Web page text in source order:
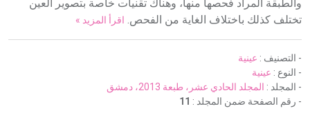
والطبقة المراد فحصها منها، وهناك تقنيات خاصة بتصوير العين
تختلف كذلك باختلاف الغاية من الفحص. اقرأ المزيد »
- التصنيف : عينية
- النوع : عينية
- المجلد : المجلد الحادي عشر، طبعة 2013، دمشق
- رقم الصفحة ضمن المجلد : 11